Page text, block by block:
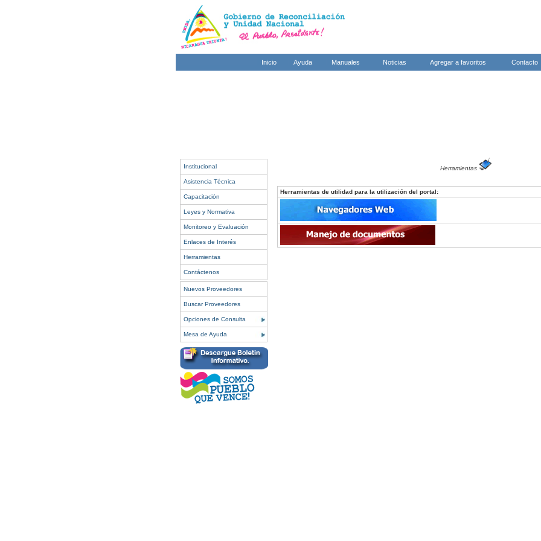
Inicio Ayuda Manuales Noticias Agregar a favoritos Contacto
Institucional
Asistencia Técnica
Capacitación
Leyes y Normativa
Monitoreo y Evaluación
Enlaces de Interés
Herramientas
Contáctenos
Nuevos Proveedores
Buscar Proveedores
Opciones de Consulta
Mesa de Ayuda
Herramientas
Herramientas de utilidad para la utilización del portal: